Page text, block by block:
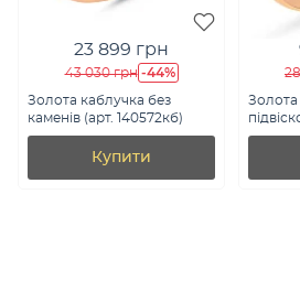
23 899 грн
43 030 грн -44%
Золота каблучка без
каменів (арт. 140572кб)
Купити
Золота
154662)